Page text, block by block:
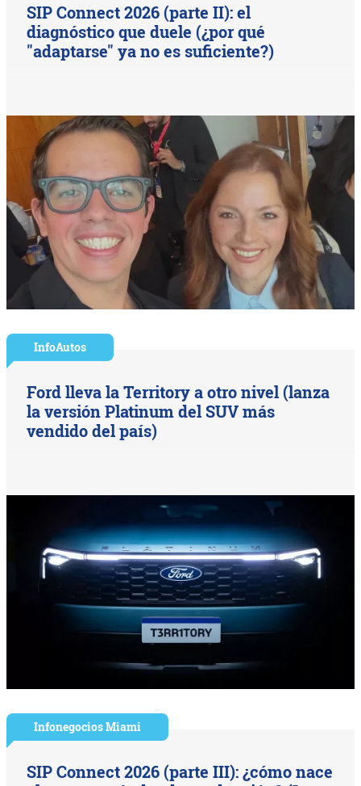
SIP Connect 2026 (parte II): el
diagnóstico que duele (¿por qué
"adaptarse" ya no es suficiente?)
InfoAutos
Ford lleva la Territory a otro nivel (lanza
la versión Platinum del SUV más
vendido del país)
Infonegocios Miami
SIP Connect 2026 (parte III): ¿cómo nace